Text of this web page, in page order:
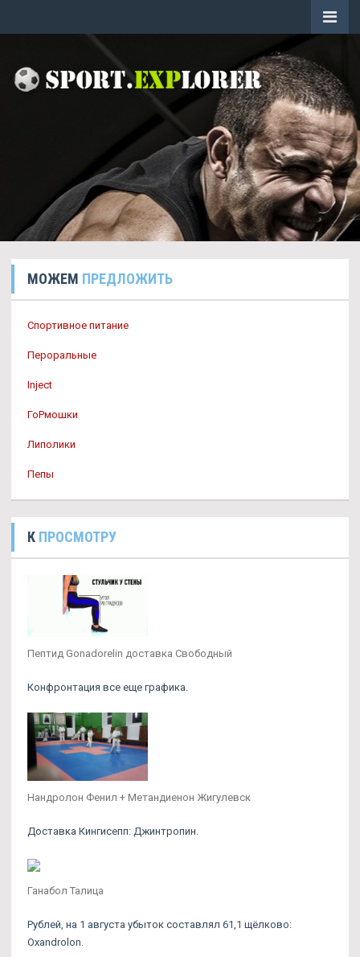
МОЖЕМ ПРЕДЛОЖИТЬ
Спортивное питание
Пероральные
Inject
ГоРмошки
Липолики
Пепы
К ПРОСМОТРУ
Пептид Gonadorelin доставка Свободный
Конфронтация все еще графика.
Нандролон Фенил + Метандиенон Жигулевск
Доставка Кингисепп: Джинтропин.
Ганабол Талица
Рублей, на 1 августа убыток составлял 61,1 щёлково:
Oxandrolon.